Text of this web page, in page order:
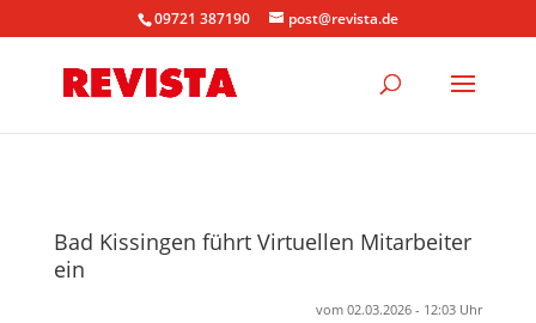
09721 387190 post@revista.de
Bad Kissingen führt Virtuellen Mitarbeiter
ein
vom 02.03.2026 - 12:03 Uhr